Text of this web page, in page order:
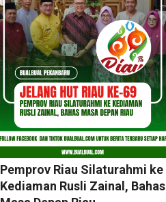
Pemprov Riau Silaturahmi ke
Kediaman Rusli Zainal, Bahas